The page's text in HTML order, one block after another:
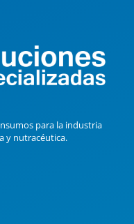
para la industria
y nutracéutica.